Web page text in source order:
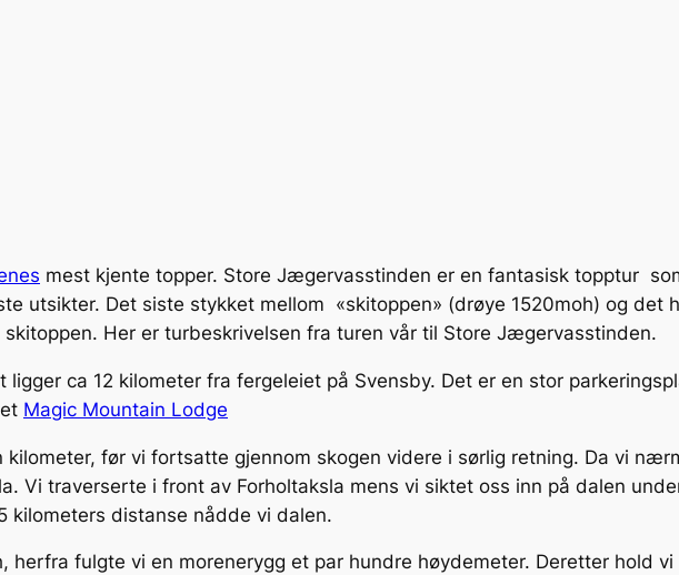
mest kjente topper. Store Jægervasstinden er en fantasisk topptur
utsikter. Det siste stykket mellom «skitoppen» (drøye 1520moh) og det
Her er turbeskrivelsen fra turen vår til Store Jægervasstinden.
ca 12 kilometer fra fergeleiet på Svensby. Det er en stor
Magic Mountain Lodge
før vi fortsatte gjennom skogen videre i sørlig retning. Da vi
Vi traverserte i front av Forholtaksla mens vi siktet oss inn på dalen
kilometers distanse nådde vi dalen.
fulgte vi en morenerygg et par hundre høydemeter. Deretter hold